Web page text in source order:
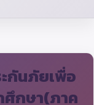
กันภัยเพื่อ
ศึกษา(ภาค